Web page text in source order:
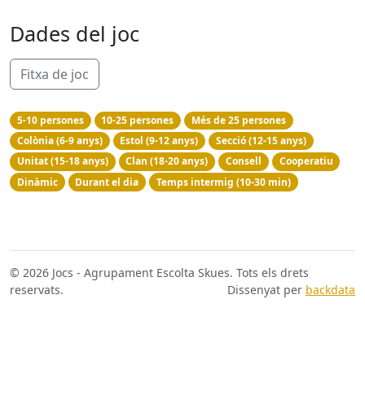
Dades del joc
Fitxa de joc
5-10 persones 10-25 persones
Més de 25 persones
Colònia (6-9 anys)
Estol (9-12 anys)
Secció (12-15 anys)
Unitat (15-18 anys)
Clan (18-20 anys) Consell
Cooperatiu
Dinàmic
Durant el dia Temps intermig (10-30 min)
© 2026 Jocs - Agrupament Escolta Skues. Tots els drets
reservats.
Dissenyat per backdata